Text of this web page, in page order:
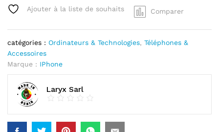
Ajouter à la liste de souhaits Comparer
catégories : Ordinateurs & Technologies, Téléphones &
Accessoires
Marque : IPhone
Laryx Sarl